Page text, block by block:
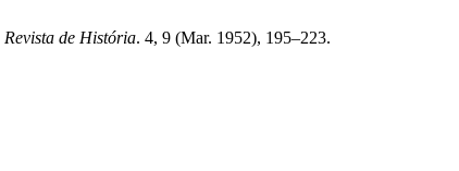
Revista de História. 4, 9 (Mar. 1952), 195–223.